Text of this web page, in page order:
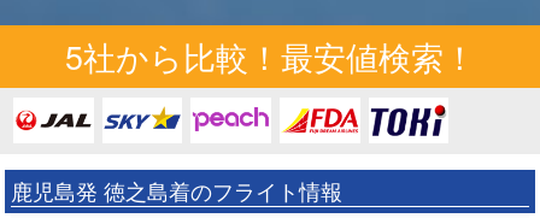
5社から比較！最安値検索！
鹿児島発 徳之島着のフライト情報